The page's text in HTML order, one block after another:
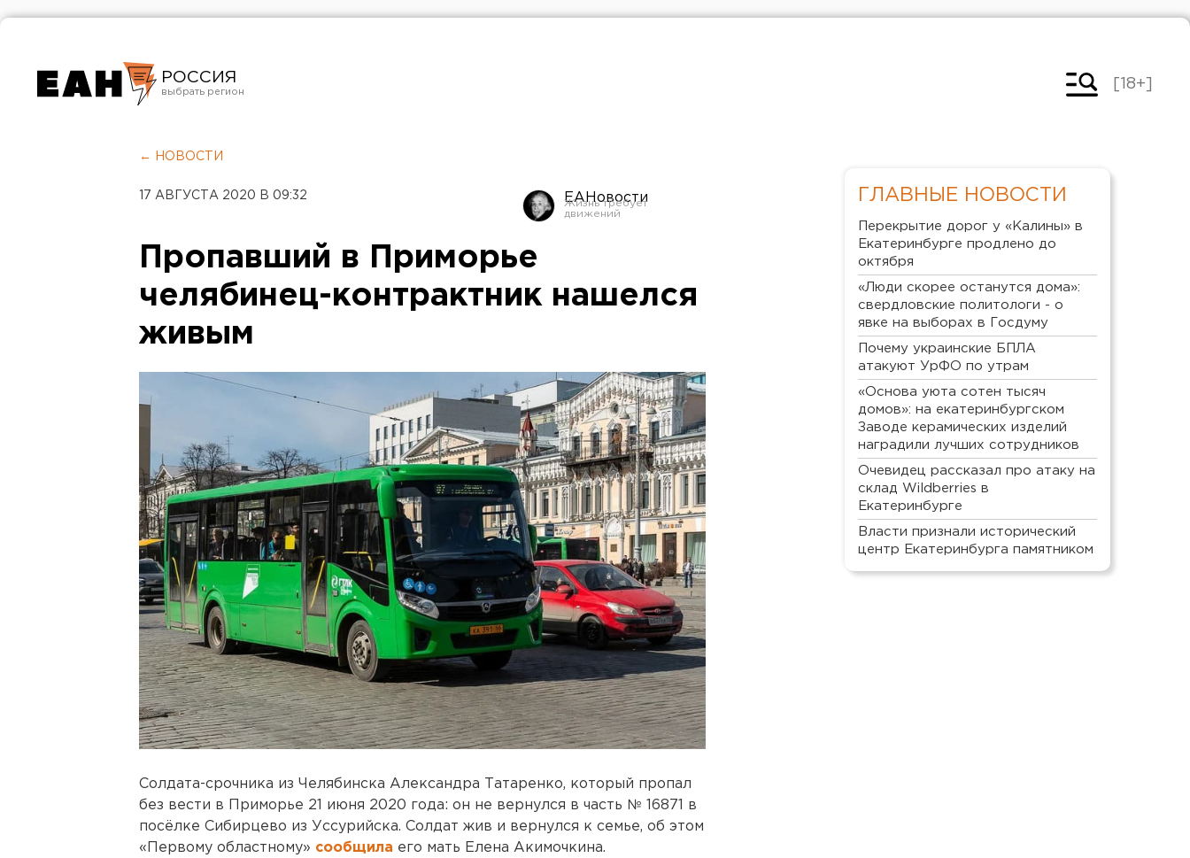
РОССИЯ
Челябинск
[18+]
← НОВОСТИ
17 АВГУСТА 2020 В 09:32 ЕАНовости
Пропавший в Приморье
челябинец-контрактник нашелся
живым
Солдата-срочника из Челябинска Александра Татаренко, который пропал
без вести в Приморье 21 июня 2020 года: он не вернулся в часть № 16871 в
посёлке Сибирцево из Уссурийска. Солдат жив и вернулся к семье, об этом
«Первому областному» сообщила его мать Елена Акимочкина.
ГЛАВНЫЕ НОВОСТИ
Перекрытие дорог у «Калины» в
Екатеринбурге продлено до
октября
«Люди скорее останутся дома»:
свердловские политологи - о
явке на выборах в Госдуму
Почему украинские БПЛА
атакуют УрФО по утрам
«Основа уюта сотен тысяч
домов»: на екатеринбургском
Заводе керамических изделий
наградили лучших сотрудников
Очевидец рассказал про атаку на
склад Wildberries в
Екатеринбурге
Власти признали исторический
центр Екатеринбурга памятником